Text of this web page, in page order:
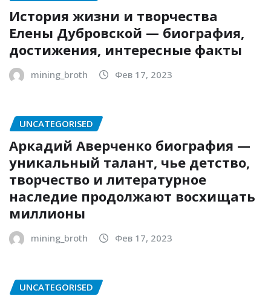
История жизни и творчества
Елены Дубровской — биография,
достижения, интересные факты
mining_broth Фев 17, 2023
UNCATEGORISED
Аркадий Аверченко биография —
уникальный талант, чье детство,
творчество и литературное
наследие продолжают восхищать
миллионы
mining_broth Фев 17, 2023
UNCATEGORISED